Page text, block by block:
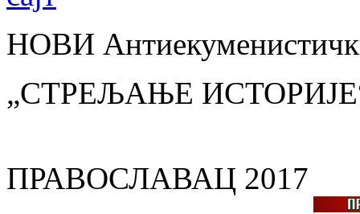
НОВИ
„СТРЕЉАЊЕ
ПРАВОСЛАВАЦ 2017